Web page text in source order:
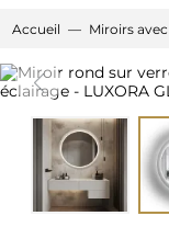
Accueil Miroirs
Previous